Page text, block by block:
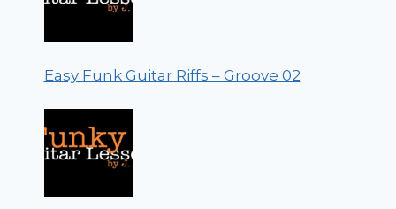
Easy Funk Guitar Riffs – Groove 02